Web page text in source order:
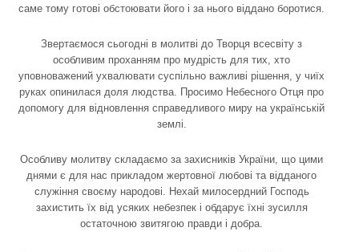
саме тому готові обстоювати його і за нього віддано боротися.
Звертаємося сьогодні в молитві до Творця всесвіту з
особливим проханням про мудрість для тих, хто
уповноважений ухвалювати суспільно важливі рішення, у чиїх
руках опинилася доля людства. Просимо Небесного Отця про
допомогу для відновлення справедливого миру на українській
землі.
Особливу молитву складаємо за захисників України, що цими
днями є для нас прикладом жертовної любові та відданого
служіння своєму народові. Нехай милосердний Господь
захистить їх від усяких небезпек і обдарує їхні зусилля
остаточною звитягою правди і добра.